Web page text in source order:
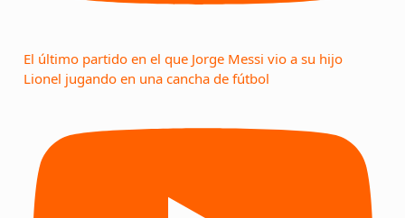
El último partido en el que Jorge Messi vio a su hijo
Lionel jugando en una cancha de fútbol